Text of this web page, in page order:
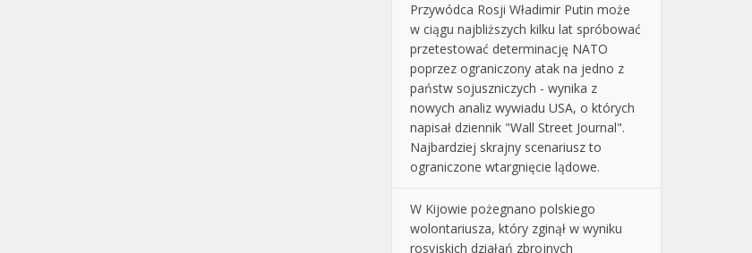
Przywódca Rosji Władimir Putin może
w ciągu najbliższych kilku lat spróbować
przetestować determinację NATO
poprzez ograniczony atak na jedno z
państw sojuszniczych - wynika z
nowych analiz wywiadu USA, o których
napisał dziennik "Wall Street Journal".
Najbardziej skrajny scenariusz to
ograniczone wtargnięcie lądowe.
W Kijowie pożegnano polskiego
wolontariusza, który zginął w wyniku
rosyjskich działań zbrojnych